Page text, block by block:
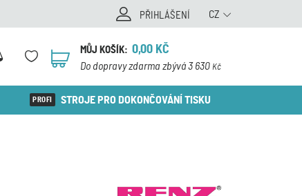
PŘIHLÁŠENÍ CZ
0
MŮJ KOŠÍK: 0,00 KČ
Do dopravy zdarma zbývá 3 630 Kč
STROJE PRO DOKONČOVÁNÍ TISKU